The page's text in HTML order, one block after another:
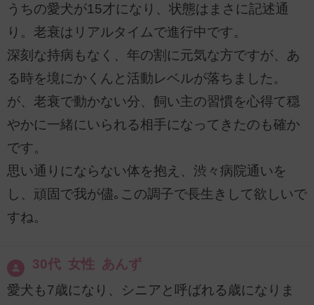
うちの愛犬が15才になり、状態はまさに記述通
り。老衰はリアルタイムで進行中です。
深刻な持病もなく、年の割に元気な方ですが、あ
る時を境にかくんと活動レベルが落ちました。
が、老衰で動かない分、飼い主の習慣を心得て穏
やかに一緒にいられる相手になってきたのも確か
です。
思い通りにならない体を抱え、渋々病院通いを
し、頑固で我が儘｡この調子で長生きして欲しいで
すね。
30代 女性 あんず
愛犬も7歳になり、シニアと呼ばれる歳になりま